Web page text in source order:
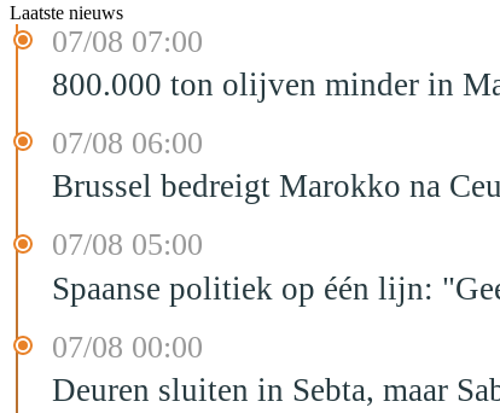
Laatste nieuws
07/08 07:00
800.000 ton olijven minder in
07/08 06:00
Brussel bedreigt Marokko na
07/08 05:00
Spaanse politiek op één lijn:
07/08 00:00
Deuren sluiten in Sebta, maar